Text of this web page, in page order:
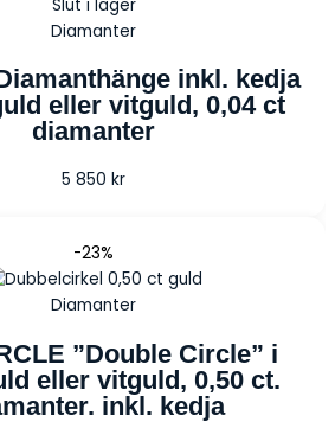
Slut i lager
Diamanter
inkl. kedja
eller vitguld, 0,04 ct
diamanter
5 850 kr
-23%
Diamanter
”Double Circle” i
eller vitguld, 0,50 ct.
inkl. kedja